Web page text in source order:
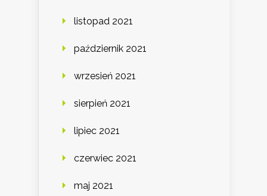
listopad 2021
październik 2021
wrzesień 2021
sierpień 2021
lipiec 2021
czerwiec 2021
maj 2021